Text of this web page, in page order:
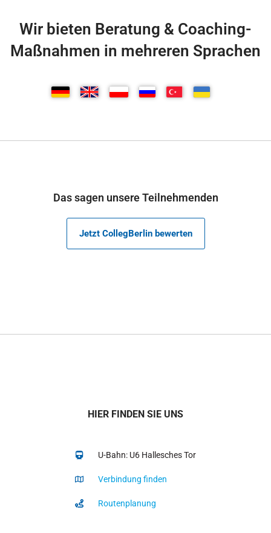
Wir bieten Beratung & Coaching-
Maßnahmen in mehreren Sprachen
Das sagen unsere Teilnehmenden
Jetzt CollegBerlin bewerten
HIER FINDEN SIE UNS
U-Bahn: U6 Hallesches Tor
Verbindung finden
Routenplanung